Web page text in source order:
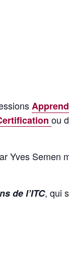
ou
Yves Semen
del’ITC, qui